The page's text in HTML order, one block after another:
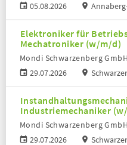
05.08.2026
Elektroniker für
Mechatroniker (w/m/d)
29.07.2026
Mondi Schwarzenberg GmbH
Industriemechaniker
29.07.2026
Mondi Schwarzenberg GmbH